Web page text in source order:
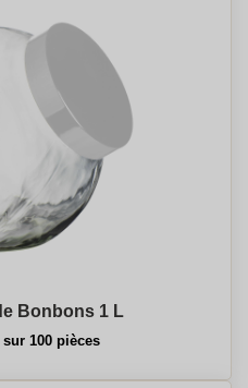
Bonbons 1 L
100 pièces